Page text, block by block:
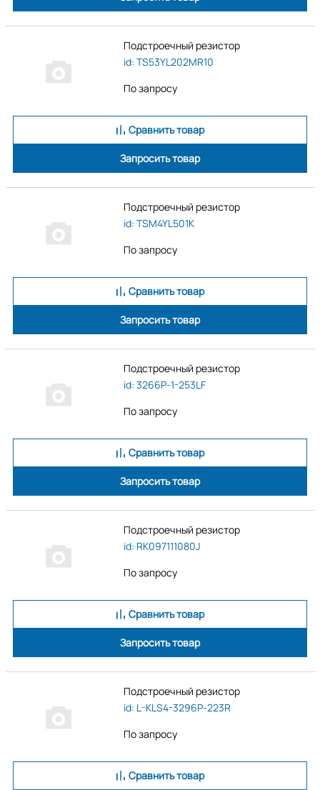
Подстроечный резистор
id: TS53YL202MR10
По запросу
Сравнить товар
Запросить товар
Подстроечный резистор
id: TSM4YL501K
По запросу
Сравнить товар
Запросить товар
Подстроечный резистор
id: 3266P-1-253LF
По запросу
Сравнить товар
Запросить товар
Подстроечный резистор
id: RK097111080J
По запросу
Сравнить товар
Запросить товар
Подстроечный резистор
id: L-KLS4-3296P-223R
По запросу
Сравнить товар